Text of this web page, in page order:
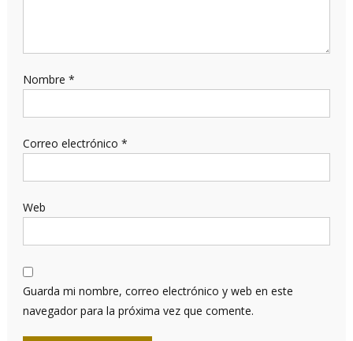
Nombre *
Correo electrónico *
Web
Guarda mi nombre, correo electrónico y web en este
navegador para la próxima vez que comente.